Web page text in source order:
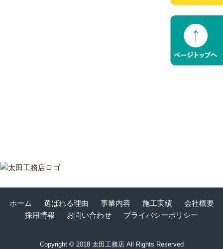
『まいづる
ホーム 選ばれる理由 事業内容 施工実績
会社概要
採用情報
お問い合わせ プライバシーポリシー
Copyright © 2018 太田工務店 All Rights Reserved